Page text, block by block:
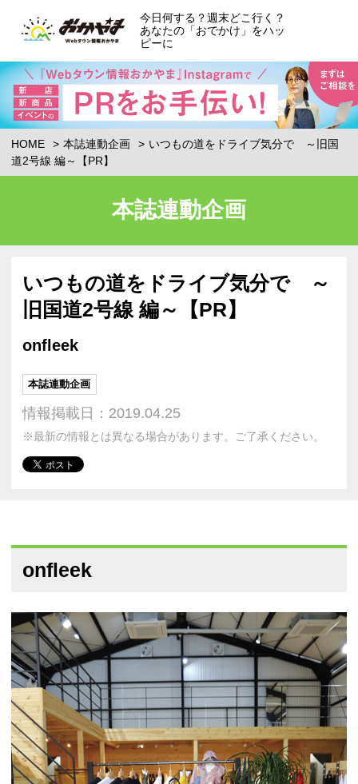
今日何する？週末どこ行く？
あなたの「おでかけ」をハッ
ピーに
HOME 本誌連動企画
いつもの道をドライブ気分で ～旧国
道2号線 編～【PR】
本誌連動企画
いつもの道をドライブ気分で ～
旧国道2号線 編～【PR】
onfleek
本誌連動企画
情報掲載日：2019.04.25
※最新の情報とは異なる場合があります。ご了承ください。
onfleek